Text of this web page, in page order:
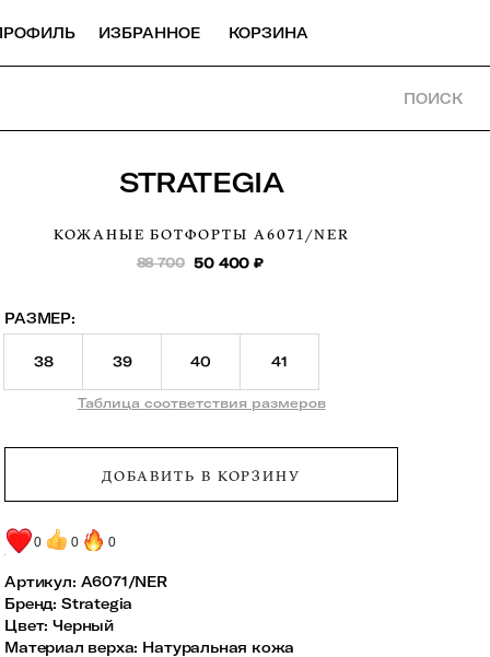
ИЗБРАННОЕ КОРЗИНА
ПОИСК
STRATEGIA
КОЖАНЫЕ БОТФОРТЫ A6071/NER
88 700 50 400 ₽
РАЗМЕР:
38 39 40 41
Таблица соответствия размеров
ДОБАВИТЬ В КОРЗИНУ
0 0 0
Артикул: A6071/NER
Бренд: Strategia
Цвет: Черный
Материал верха: Натуральная кожа